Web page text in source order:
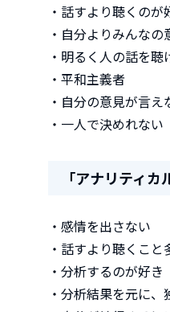
・話すより聴くのが
・自分よりみんなの
・明るく人の話を聴
・平和主義者
・自分の意見が言え
・一人で決めれない
「アナリティカ
・感情を出さない
・話すより聴くこと
・分析するのが好き
・分析結果を元に